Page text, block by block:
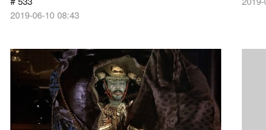
2019-06-10 08:43